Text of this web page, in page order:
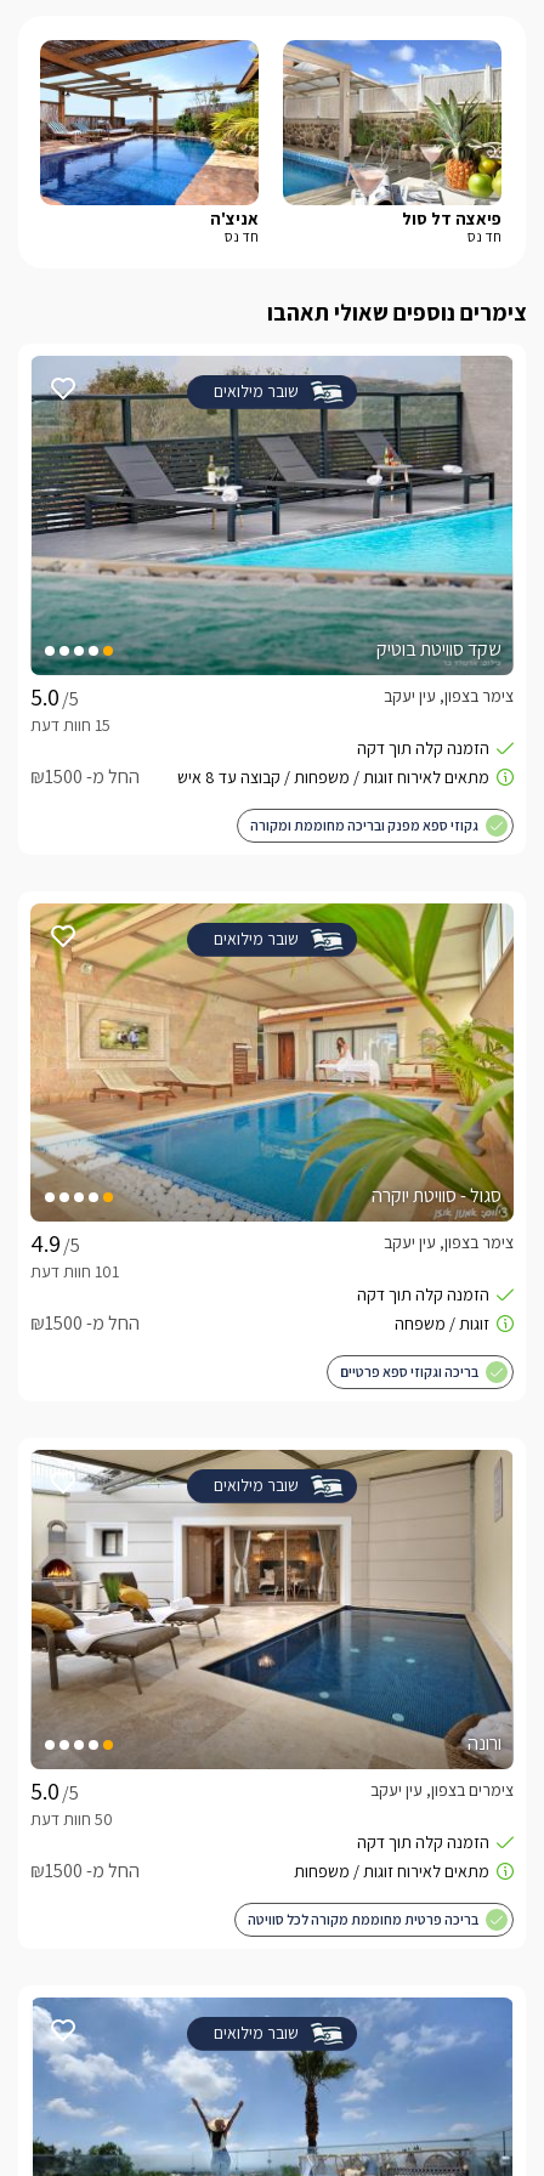
פיאצה דל סול
חד נס
אניצ'ה
חד נס
צימרים נוספים שאולי תאהבו
שובר מילואים
שקד סוויטת בוטיק
/5
צימר בצפון, עין יעקב
החל מ- ₪1500
גקוזי ספא מפנק ובריכה מחוממת ומקורה
שובר מילואים
סגול - סוויטת יוקרה
/5
צימר בצפון, עין יעקב
החל מ- ₪1500
בריכה וגקוזי ספא פרטיים
שובר מילואים
ורונה
/5
צימרים בצפון, עין יעקב
החל מ- ₪1500
בריכה פרטית מחוממת מקורה לכל סוויטה
שובר מילואים